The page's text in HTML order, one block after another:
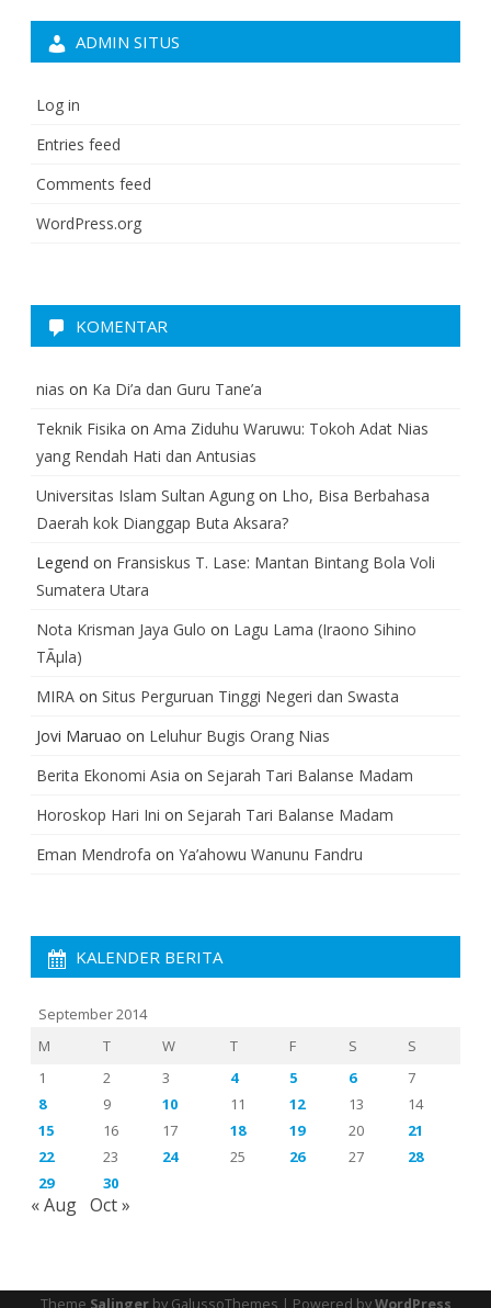
ADMIN SITUS
Log in
Entries feed
Comments feed
WordPress.org
KOMENTAR
nias on Ka Di’a dan Guru Tane’a
Teknik Fisika on Ama Ziduhu Waruwu: Tokoh Adat Nias
yang Rendah Hati dan Antusias
Universitas Islam Sultan Agung on Lho, Bisa Berbahasa
Daerah kok Dianggap Buta Aksara?
Legend on Fransiskus T. Lase: Mantan Bintang Bola Voli
Sumatera Utara
Nota Krisman Jaya Gulo on Lagu Lama (Iraono Sihino
TÃµla)
MIRA on Situs Perguruan Tinggi Negeri dan Swasta
Jovi Maruao on Leluhur Bugis Orang Nias
Berita Ekonomi Asia on Sejarah Tari Balanse Madam
Horoskop Hari Ini on Sejarah Tari Balanse Madam
Eman Mendrofa on Ya’ahowu Wanunu Fandru
KALENDER BERITA
September 2014
M
T W T F S
S
1
2 3 4 5 6
7
8
9 10 11 12 13
14
15
16 17 18 19 20
21
22
23 24 25 26 27
28
29
30
« Aug Oct »
Theme Salingerby GalussoThemes | Powered byWordPress